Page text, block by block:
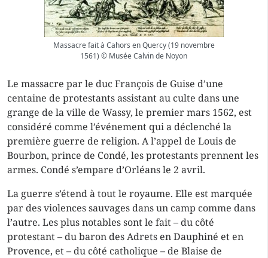
Massacre fait à Cahors en Quercy (19 novembre
1561) © Musée Calvin de Noyon
Le massacre par le duc François de Guise d’une
centaine de protestants assistant au culte dans une
grange de la ville de Wassy, le premier mars 1562, est
considéré comme l’événement qui a déclenché la
première guerre de religion. A l’appel de Louis de
Bourbon, prince de Condé, les protestants prennent les
armes. Condé s’empare d’Orléans le 2 avril.
La guerre s’étend à tout le royaume. Elle est marquée
par des violences sauvages dans un camp comme dans
l’autre. Les plus notables sont le fait – du côté
protestant – du baron des Adrets en Dauphiné et en
Provence, et – du côté catholique – de Blaise de